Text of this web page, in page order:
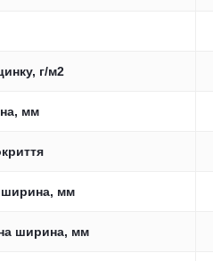
г/м2
мм
мм
ширина, мм